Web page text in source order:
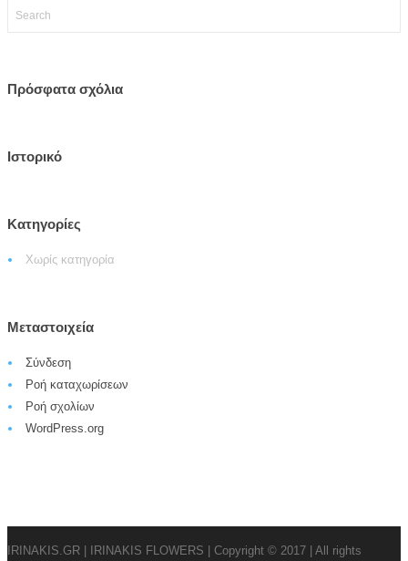
Πρόσφατα σχόλια
Ιστορικό
Kατηγορίες
Χωρίς κατηγορία
Μεταστοιχεία
Σύνδεση
Ροή καταχωρίσεων
Ροή σχολίων
WordPress.org
IRINAKIS.GR | IRINAKIS FLOWERS | Copyright © 2017 | All rights